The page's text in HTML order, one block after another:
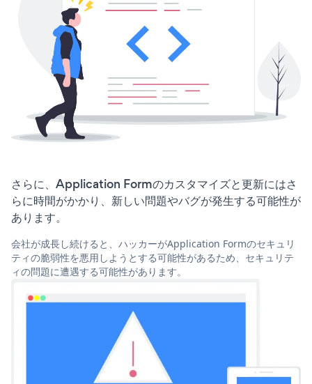
さらに、Application Formのカスタマイズと更新にはさ
らに時間がかかり、新しい問題やバグが発生する可能性が
あります。
会社が成長し続けると、ハッカーがApplication Formのセキュリ
ティの脆弱性を悪用しようとする可能性があるため、セキュリテ
ィの問題に遭遇する可能性があります。